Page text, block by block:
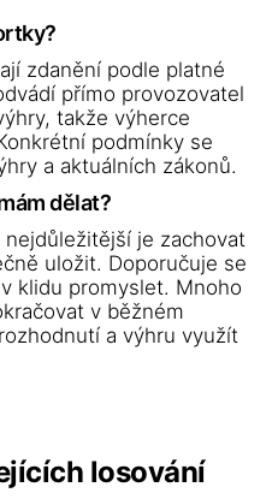
zdanění podle platné
přímo provozovatel
takže výherce
podmínky se
a aktuálních zákonů.
dělat?
je zachovat
uložit. Doporučuje se
klidu promyslet. Mnoho
v běžném
a výhru využít
losování